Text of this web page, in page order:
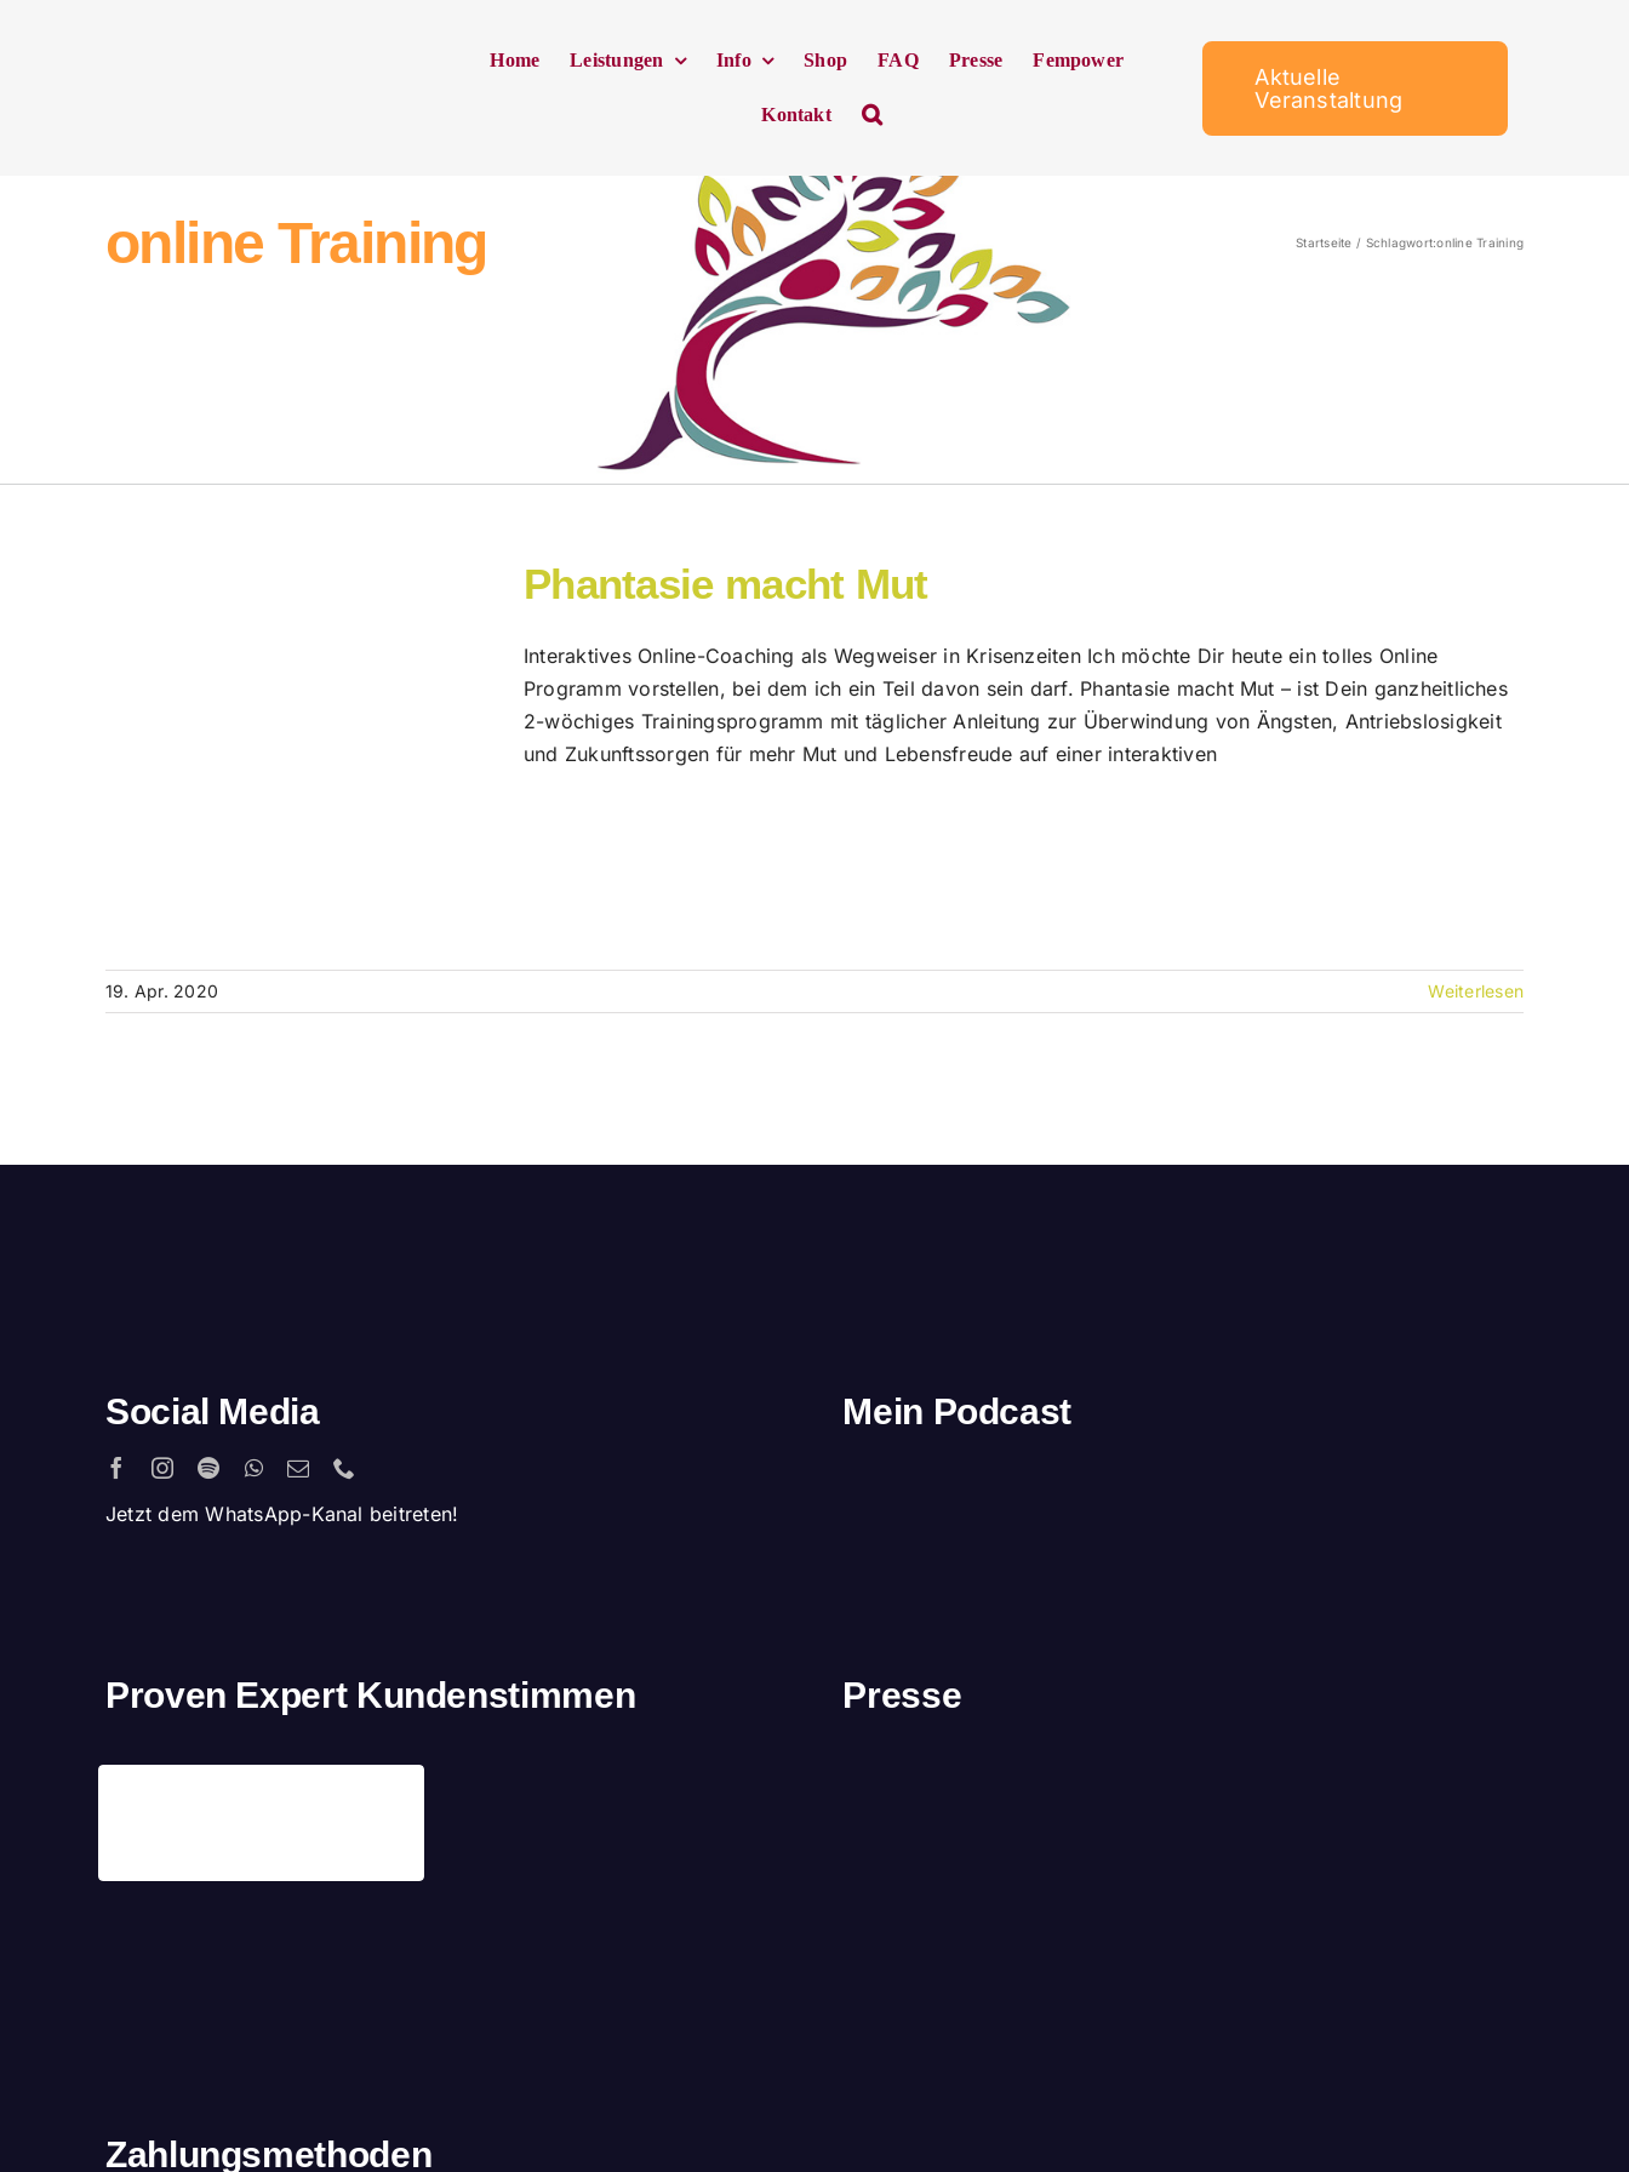
Home Leistungen Info Shop FAQ Presse Fempower
Kontakt
Aktuelle
Veranstaltung
online Training Startseite Schlagwort:online Training
Phantasie macht Mut
Interaktives Online-Coaching als Wegweiser in Krisenzeiten Ich möchte Dir heute ein tolles Online
Programm vorstellen, bei dem ich ein Teil davon sein darf. Phantasie macht Mut – ist Dein ganzheitliches
2-wöchiges Trainingsprogramm mit täglicher Anleitung zur Überwindung von Ängsten, Antriebslosigkeit
und Zukunftssorgen für mehr Mut und Lebensfreude auf einer interaktiven
19. Apr. 2020 Weiterlesen
Social Media
Jetzt dem WhatsApp-Kanal beitreten!
Mein Podcast
Proven Expert Kundenstimmen Presse
Zahlungsmethoden